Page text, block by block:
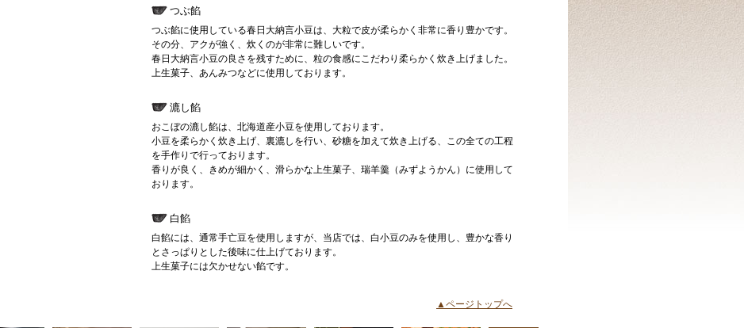
つぶ餡
つぶ餡に使用している春日大納言小豆は、大粒で皮が柔らかく非常に香り豊かです。
その分、アクが強く、炊くのが非常に難しいです。
春日大納言小豆の良さを残すために、粒の食感にこだわり柔らかく炊き上げました。
上生菓子、あんみつなどに使用しております。
漉し餡
おこぼの漉し餡は、北海道産小豆を使用しております。
小豆を柔らかく炊き上げ、裏漉しを行い、砂糖を加えて炊き上げる、この全ての工程
を手作りで行っております。
香りが良く、きめが細かく、滑らかな上生菓子、瑞羊羹（みずようかん）に使用して
おります。
白餡
白餡には、通常手亡豆を使用しますが、当店では、白小豆のみを使用し、豊かな香り
とさっぱりとした後味に仕上げております。
上生菓子には欠かせない餡です。
▲ページトップへ